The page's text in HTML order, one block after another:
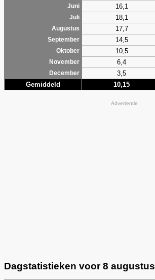
Juni 16,1
Juli
18,1
Augustus
17,7
September
14,5
Oktober
10,5
November
6,4
December
3,5
Gemiddeld 10,15
Advertentie
Dagstatistieken voor 8 augustus